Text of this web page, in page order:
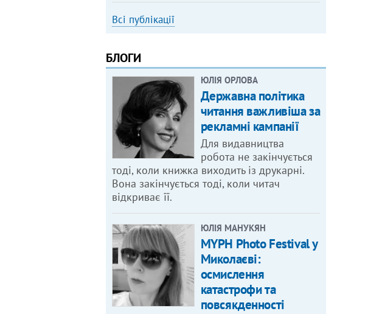
Всі публікації
БЛОГИ
ЮЛІЯ ОРЛОВА
Державна політика
читання важливіша за
рекламні кампанії
Для видавництва
робота не закінчується
тоді, коли книжка виходить із друкарні.
Вона закінчується тоді, коли читач
відкриває її.
ЮЛІЯ МАНУКЯН
MYPH Photo Festival у
Миколаєві:
осмислення
катастрофи та
повсякденності